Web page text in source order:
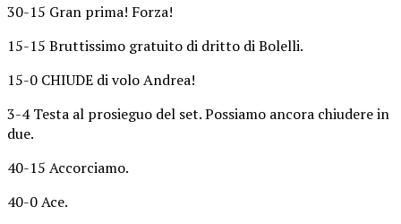
30-15 Gran prima! Forza!
15-15 Bruttissimo gratuito di dritto di Bolelli.
15-0 CHIUDE di volo Andrea!
3-4 Testa al prosieguo del set. Possiamo ancora chiudere in
due.
40-15 Accorciamo.
40-0 Ace.